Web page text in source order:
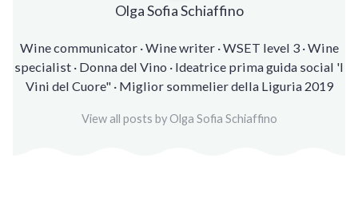
Olga Sofia Schiaffino
Wine communicator · Wine writer · WSET level 3 · Wine
specialist · Donna del Vino · Ideatrice prima guida social 'I
Vini del Cuore" · Miglior sommelier della Liguria 2019
View all posts by Olga Sofia Schiaffino